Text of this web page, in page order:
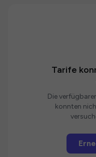
Tarife
Die
konnten